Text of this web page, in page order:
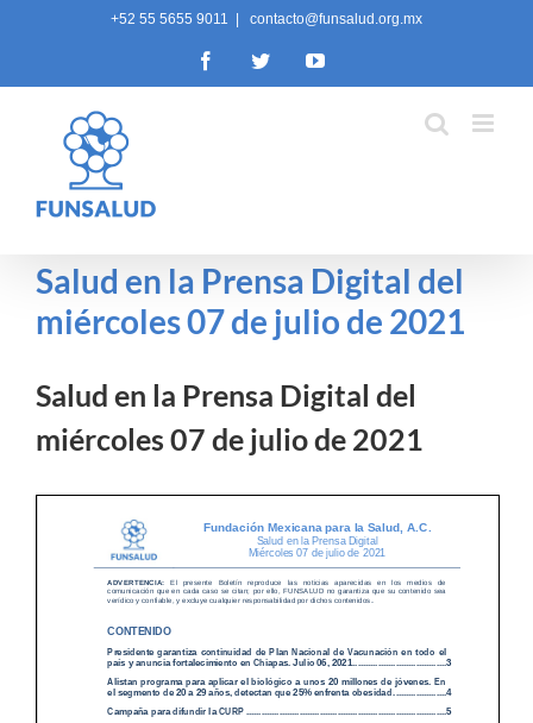
+52 55 5655 9011 contacto@funsalud.org.mx
FacebookTwitterYouTube
Salud en la Prensa Digital del
miércoles 07 de julio de 2021
Salud en la Prensa Digital del
miércoles 07 de julio de 2021